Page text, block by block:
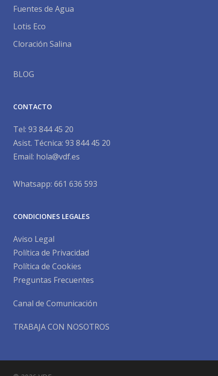
Fuentes de Agua
Lotis Eco
Cloración Salina
BLOG
CONTACTO
Tel: 93 844 45 20
Asist. Técnica: 93 844 45 20
Email: hola@vdf.es
Whatsapp: 661 636 593
CONDICIONES LEGALES
Aviso Legal
Política de Privacidad
Política de Cookies
Preguntas Frecuentes
Canal de Comunicación
TRABAJA CON NOSOTROS